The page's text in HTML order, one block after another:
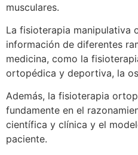
musculares.
La fisioterapia manipulativa
información de diferentes
medicina, como la
ortopédica y deportiva, la
Además, la fisioterapia
fundamente en el
científica y clínica y el
paciente.